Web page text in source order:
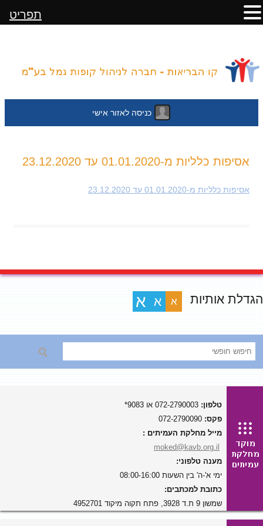
כניסה לאזור אישי
לתוכן
אסיפות כלליות מ-01.01.2020 עד 23.12.2020
אסיפות כלליות מ-01.01.2020 עד 23.12.2020
הגדלת אותיות א א א
טלפון:
פקס:
מייל מחלקת העמיתים :
moked@kavb.org.il
מענה טלפוני:
ימי א'-ה' בין השעות 08:00-16:00
כתובת למכתבים:
שמשון 9 ת.ד 3928, פתח תקוה מיקוד 4952701
תפריט